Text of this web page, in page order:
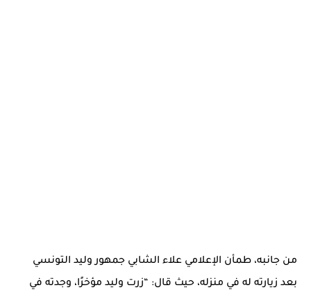
من جانبه، طمأن الإعلامي علاء الشابي جمهور وليد التونسي
بعد زيارته له في منزله، حيث قال: “زرت وليد مؤخرًا، وجدته في